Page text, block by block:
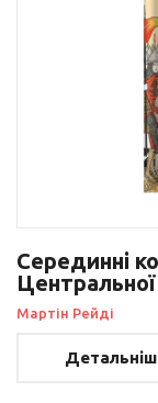
Серединні
Мартін Рейді